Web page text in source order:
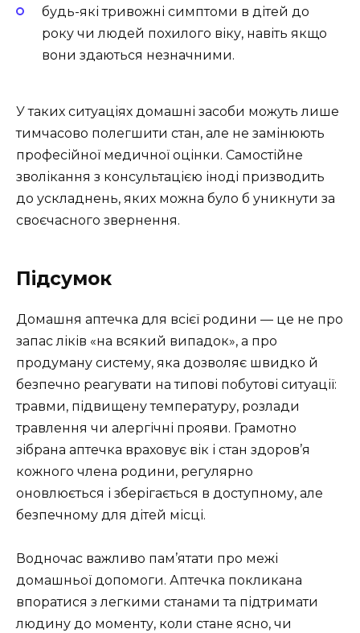
будь-які тривожні симптоми в дітей до
року чи людей похилого віку, навіть якщо
вони здаються незначними.
У таких ситуаціях домашні засоби можуть лише
тимчасово полегшити стан, але не замінюють
професійної медичної оцінки. Самостійне
зволікання з консультацією іноді призводить
до ускладнень, яких можна було б уникнути за
своєчасного звернення.
Підсумок
Домашня аптечка для всієї родини — це не про
запас ліків «на всякий випадок», а про
продуману систему, яка дозволяє швидко й
безпечно реагувати на типові побутові ситуації:
травми, підвищену температуру, розлади
травлення чи алергічні прояви. Грамотно
зібрана аптечка враховує вік і стан здоров’я
кожного члена родини, регулярно
оновлюється і зберігається в доступному, але
безпечному для дітей місці.
Водночас важливо пам’ятати про межі
домашньої допомоги. Аптечка покликана
впоратися з легкими станами та підтримати
людину до моменту, коли стане ясно, чи